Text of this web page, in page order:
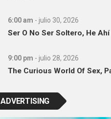
6:00 am - julio 30, 2026
Ser O No Ser Soltero, He Ahí
9:00 pm - julio 28, 2026
The Curious World Of Sex,
ADVERTISING